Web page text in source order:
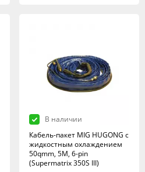
В наличии
Кабель-пакет MIG HUGONG с
жидкостным охлаждением
50qmm, 5M, 6-pin
(Supermatrix 350S III)